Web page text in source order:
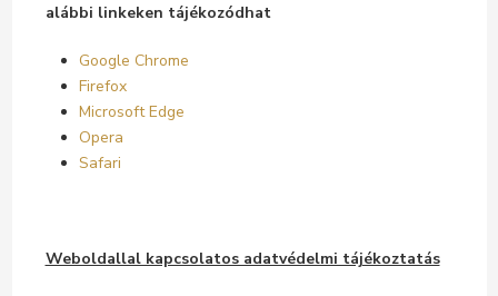
alábbi linkeken tájékozódhat
Google Chrome
Firefox
Microsoft Edge
Opera
Safari
Weboldallal kapcsolatos adatvédelmi tájékoztatás